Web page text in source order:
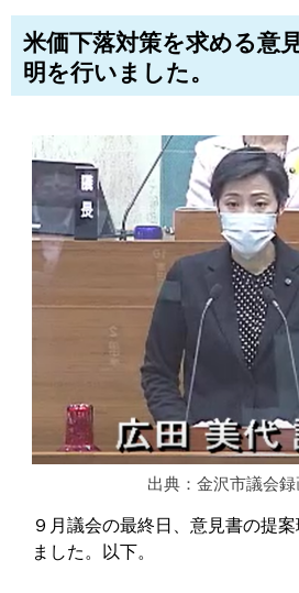
米価下落対策を求める意
明を行いました。
出典：金沢市議会
９月議会の最終日、意見書の提
ました。以下。